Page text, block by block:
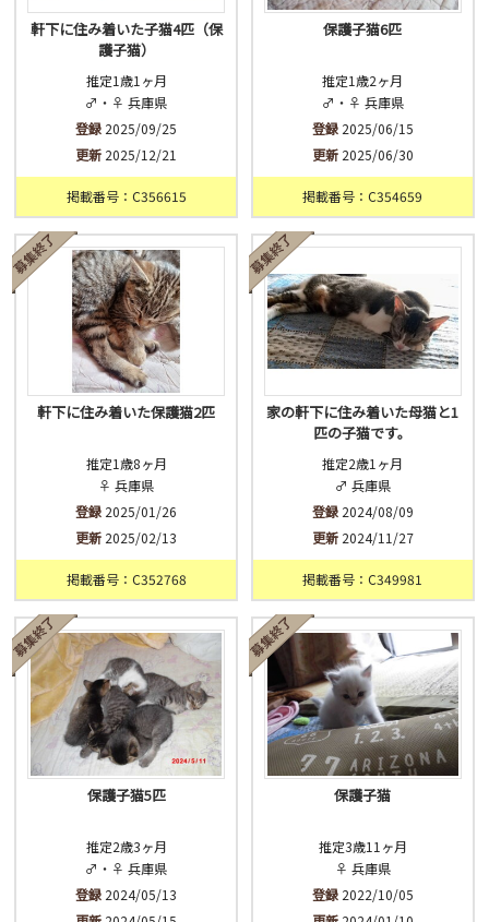
軒下に住み着いた子猫4匹（保
護子猫）
推定1歳1ヶ月
♂・♀ 兵庫県
登録 2025/09/25
更新 2025/12/21
掲載番号：C356615
保護子猫6匹
推定1歳2ヶ月
♂・♀ 兵庫県
登録2025/06/15
更新2025/06/30
掲載番号：C354659
軒下に住み着いた保護猫2匹
推定1歳8ヶ月
♀ 兵庫県
登録 2025/01/26
更新 2025/02/13
掲載番号：C352768
家の軒下に住み着いた母猫と1
匹の子猫です。
推定2歳1ヶ月
♂ 兵庫県
登録2024/08/09
更新2024/11/27
掲載番号：C349981
保護子猫5匹
推定2歳3ヶ月
♂・♀ 兵庫県
登録 2024/05/13
保護子猫
推定3歳11ヶ月
♀ 兵庫県
登録2022/10/05